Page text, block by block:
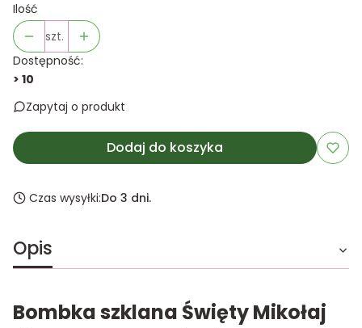
Ilość
szt.
Dostępność:
> 10
Zapytaj o produkt
Dodaj do koszyka
Czas wysyłki:Do 3 dni.
Opis
Bombka szklana Święty Mikołaj